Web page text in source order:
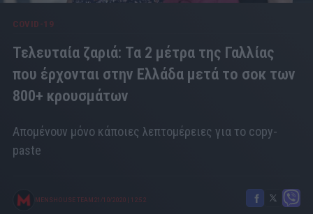
COVID-19
Τελευταία ζαριά: Τα 2 μέτρα της Γαλλίας
που έρχονται στην Ελλάδα μετά το σοκ των
800+ κρουσμάτων
Απομένουν μόνο κάποιες λεπτομέρειες για το copy-
paste
MENSHOUSE TEAM 21/10/2020 12:52